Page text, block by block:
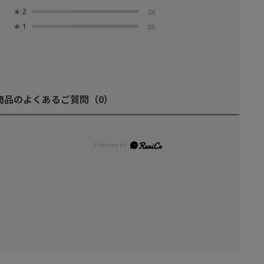
★ 2 (0)
★ 1 (0)
品のよくあるご質問 （0）